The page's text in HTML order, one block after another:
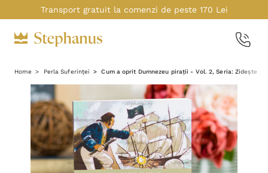
Transport gratuit la comenzi de peste 170 Lei
Home Perla Suferinței Cum a oprit Dumnezeu pirații - Vol. 2, Seria: Zidește pe